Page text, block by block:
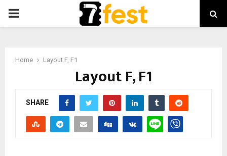
PRIMARY
Home Layout F, F1
Layout F, F1
SHARE